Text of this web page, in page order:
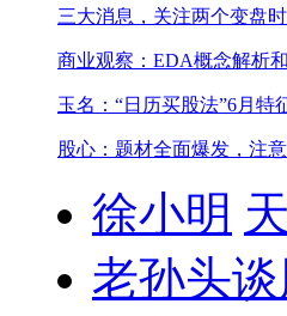
三大消息，关注两个变盘
商业观察：EDA概念解析
玉名：“日历买股法”6月特
股心：题材全面爆发，注
徐小明
老孙头